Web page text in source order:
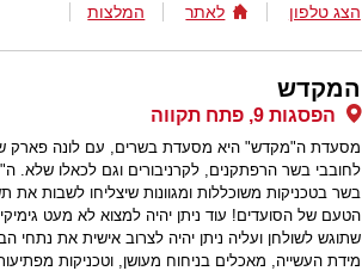
הצג טלפון לאתר המלצות
המקדש
הפסגות 9, פתח תקווה
מסעדת ה"מקדש" היא מסעדת בשרים, עם לונה פארק
לחובבי בשר הרפתקנים, לקרניבורים וגם לכאלו שלא.
בשר בטכניקות משוכללות ומגוונות שיצליחו לשבות את
הטעם של הסועדים! עוד ניתן יהיה למצוא לא מעט
שתוגש לשולחן ועליה ניתן יהיה לצרוב אישית את נתחי
מידת העשייה, מאכלים בניחוח מעושן, וטכניקות